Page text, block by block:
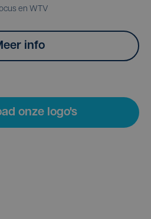
en WTV
info
onze logo's